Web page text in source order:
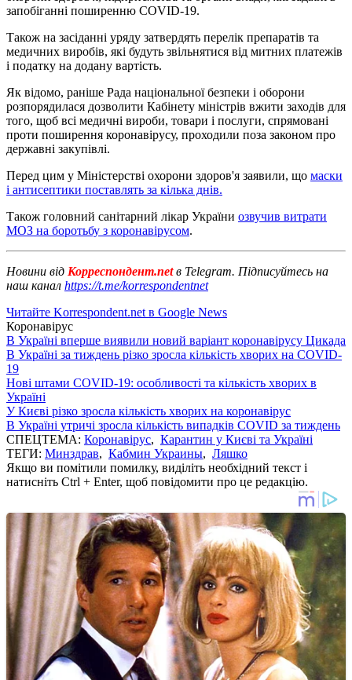
запобіганні поширенню COVID-19.
Також на засіданні уряду затвердять перелік препаратів та
медичних виробів, які будуть звільнятися від митних платежів
і податку на додану вартість.
Як відомо, раніше Рада національної безпеки і оборони
розпорядилася дозволити Кабінету міністрів вжити заходів для
того, щоб всі медичні вироби, товари і послуги, спрямовані
проти поширення коронавірусу, проходили поза законом про
державні закупівлі.
Перед цим у Міністерстві охорони здоров'я заявили, що маски
і антисептики поставлять за кілька днів.
Також головний санітарний лікар України озвучив витрати
МОЗ на боротьбу з коронавірусом.
Новини від Корреспондент.netв Telegram. Підписуйтесь на
наш канал https://t.me/korrespondentnet
Читайте Korrespondent.net в Google News
Коронавірус
В Україні вперше виявили новий варіант коронавірусу Цикада
В Україні за тиждень різко зросла кількість хворих на COVID-
19
Нові штами COVID-19: особливості та кількість хворих в
Україні
У Києві різко зросла кількість хворих на коронавірус
В Україні утричі зросла кількість випадків COVID за тиждень
СПЕЦТЕМА: Коронавірус, Карантин у Києві та Україні
ТЕГИ: Минздрав, Кабмин Украины, Ляшко
Якщо ви помітили помилку, виділіть необхідний текст і
натисніть Ctrl + Enter, щоб повідомити про це редакцію.